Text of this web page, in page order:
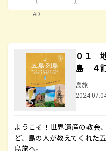
AD
０１
島 ４
島旅
ようこそ！世界遺産の教会
ど、島の人が教えてくれた
島旅へ。